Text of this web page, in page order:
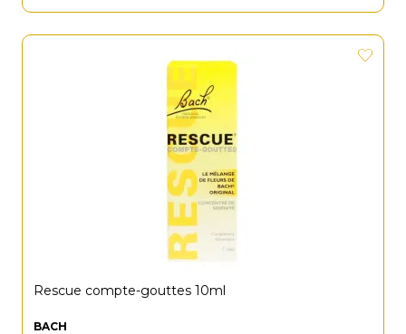
Rescue compte-gouttes 10ml
BACH